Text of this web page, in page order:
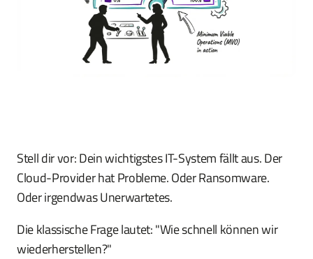
Stell dir vor: Dein wichtigstes IT-System fällt aus. Der
Cloud-Provider hat Probleme. Oder Ransomware.
Oder irgendwas Unerwartetes.
Die klassische Frage lautet: "Wie schnell können wir
wiederherstellen?"